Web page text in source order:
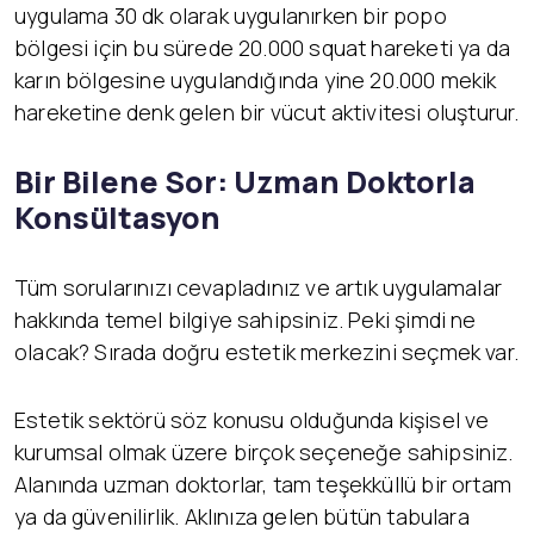
uygulama 30 dk olarak uygulanırken bir popo
bölgesi için bu sürede 20.000 squat hareketi ya da
karın bölgesine uygulandığında yine 20.000 mekik
hareketine denk gelen bir vücut aktivitesi oluşturur.
Bir Bilene Sor: Uzman Doktorla
Konsültasyon
Tüm sorularınızı cevapladınız ve artık uygulamalar
hakkında temel bilgiye sahipsiniz. Peki şimdi ne
olacak? Sırada doğru estetik merkezini seçmek var.
Estetik sektörü söz konusu olduğunda kişisel ve
kurumsal olmak üzere birçok seçeneğe sahipsiniz.
Alanında uzman doktorlar, tam teşekküllü bir ortam
ya da güvenilirlik. Aklınıza gelen bütün tabulara